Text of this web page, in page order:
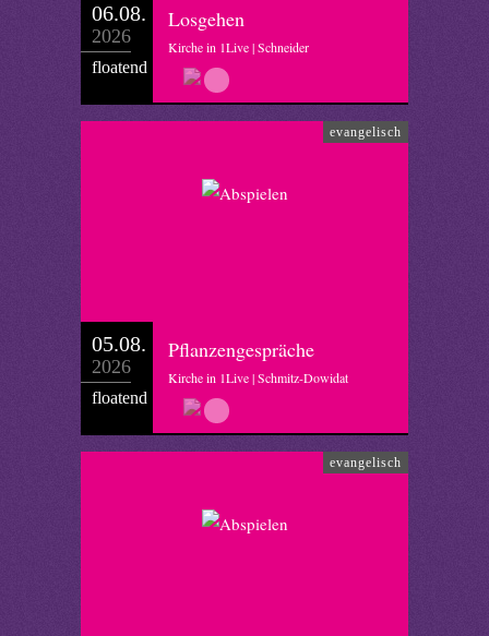
06.08.
2026
floatend
Losgehen
Kirche in 1Live | Schneider
evangelisch
05.08.
2026
floatend
Pflanzengespräche
Kirche in 1Live | Schmitz-Dowidat
evangelisch